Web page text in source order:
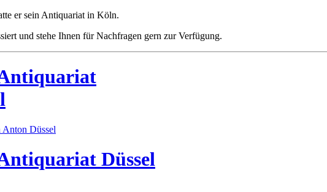
er sein Antiquariat in Köln.
und stehe Ihnen für Nachfragen gern zur Verfügung.
Düssel